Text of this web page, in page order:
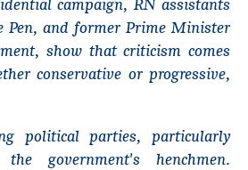
Pen, and former Prime Minister
show that criticism comes
conservative or progressive,
political parties, particularly
government's henchmen.